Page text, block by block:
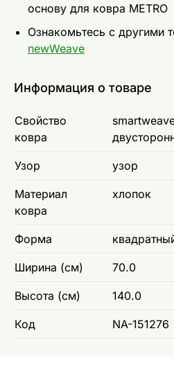
основу для ковра METRO
Ознакомьтесь с другими
newWeave
Информация о товаре
Свойство
ковра
Узор узор
Материал
ковра
хлопок
Форма
Ширина (см) 70.0
Высота (см) 140.0
Код NA-151276